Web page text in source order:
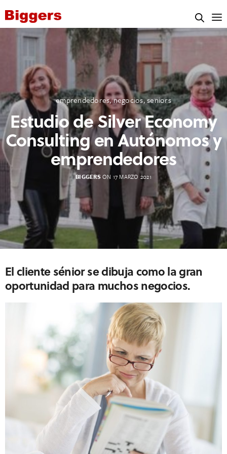
emprendedores,negocios,seniors
Estudio de Silver Economy
Consulting en Autónomos y
emprendedores
BIGGERSON 17 MARZO 2021
El cliente sénior se dibuja como la gran
oportunidad para muchos negocios.